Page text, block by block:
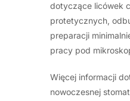
dotyczące licówek
protetycznych,
preparacji
pracy pod
Więcej informacji
nowoczesnej